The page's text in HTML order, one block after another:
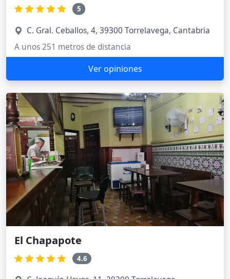
5
C. Gral. Ceballos, 4, 39300 Torrelavega, Cantabria
A unos 251 metros de distancia
Ver opiniones
El Chapapote
4.6